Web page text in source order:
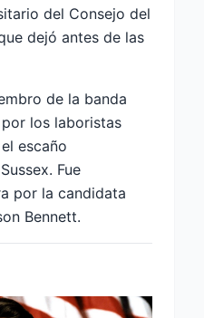
del Consejo del
dejó antes de las
de la banda
los laboristas
escaño
Fue
por la candidata
Bennett.